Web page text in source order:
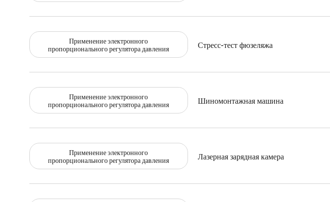
Применение электронного
пропорционального регулятора давления
Стресс-тест фюзеляжа
Применение электронного
пропорционального регулятора давления
Шиномонтажная машина
Применение электронного
пропорционального регулятора давления
Лазерная зарядная камера